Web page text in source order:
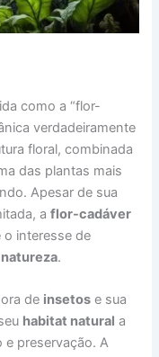
como a “flor-
verdadeiramente
floral, combinada
das plantas mais
Apesar de sua
aflor-cadáver
o interesse de
.
de insetos e sua
habitat natural a
e preservação. A